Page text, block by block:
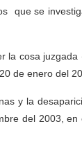
que se
la cosa
de enero del
y la
del 2003,